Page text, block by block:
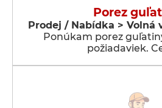
Porez
Prodej / Nabídka > Volná
Ponúkam porez
požiadaviek.